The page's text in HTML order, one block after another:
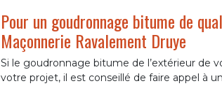
Pour un goudronnage bitume de
Maçonnerie Ravalement Druye
Si le goudronnage bitume de l’extérieur de
votre projet, il est conseillé de faire appel à